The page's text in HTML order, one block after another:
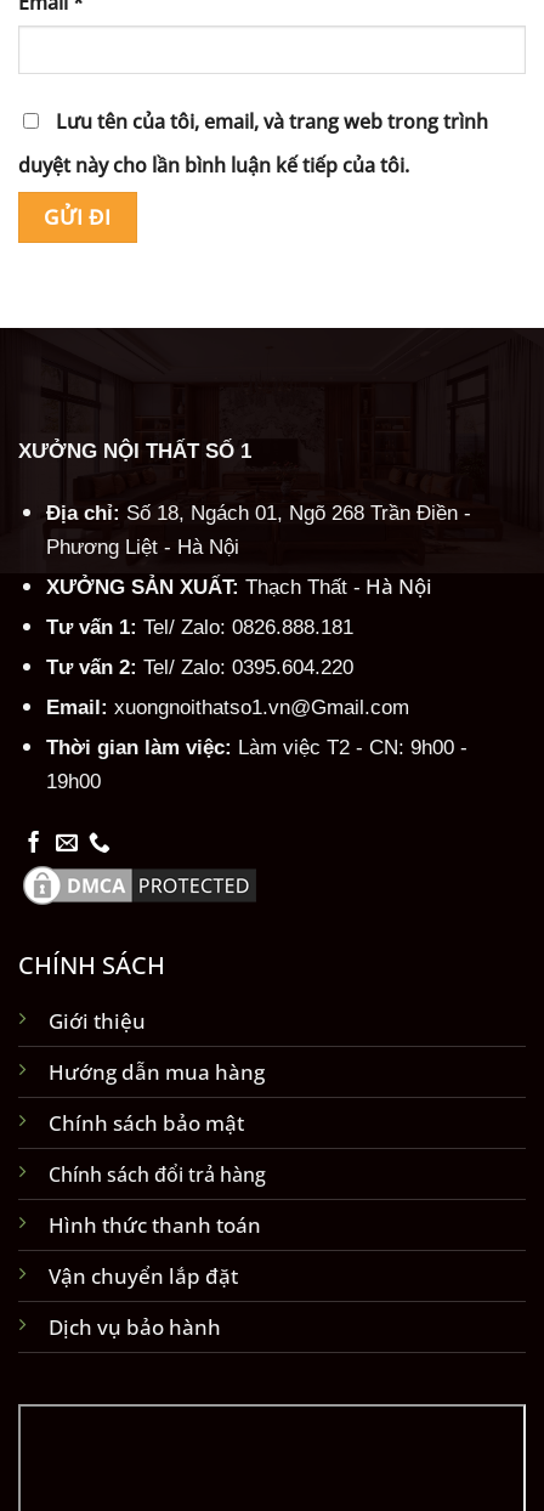
Lưu tên của tôi, email, và trang web trong trình
duyệt này cho lần bình luận kế tiếp của tôi.
XƯỞNG NỘI THẤT SỐ 1
Địa chỉ: Số 18, Ngách 01, Ngõ 268 Trần Điền -
Phương Liệt - Hà Nội
XƯỞNG SẢN XUẤT: Thạch Thất - Hà Nội
Tư vấn 1: Tel/ Zalo: 0826.888.181
Tư vấn 2: Tel/ Zalo: 0395.604.220
Email: xuongnoithatso1.vn@Gmail.com
Thời gian làm việc: Làm việc T2 - CN: 9h00 -
19h00
CHÍNH SÁCH
Giới thiệu
Hướng dẫn mua hàng
Chính sách bảo mật
Chính sách đổi trả hàng
Hình thức thanh toán
Vận chuyển lắp đặt
Dịch vụ bảo hành